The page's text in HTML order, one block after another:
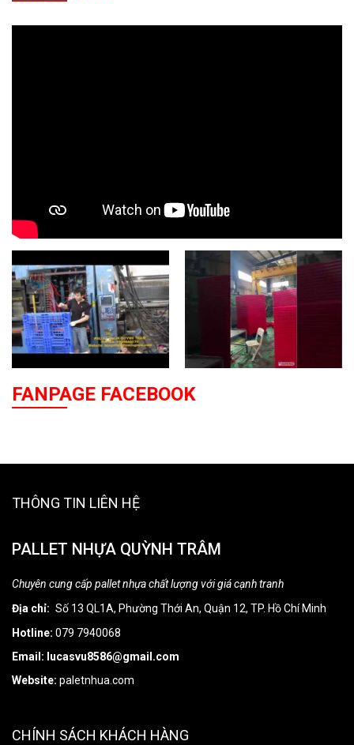
FANPAGE FACEBOOK
THÔNG TIN LIÊN HỆ
PALLET NHỰA QUỲNH TRÂM
Chuyên cung cấp pallet nhựa chất lượng với giá cạnh tranh
Địa chỉ: Số 13 QL1A, Phường Thới An, Quận 12, TP. Hồ Chí Minh
Hotline: 079 7940068
Email: lucasvu8586@gmail.com
Website: paletnhua.com
CHÍNH SÁCH KHÁCH HÀNG